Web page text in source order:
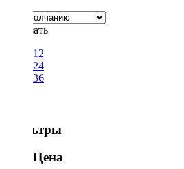
Показать
12
24
36
Фильтры
Цена